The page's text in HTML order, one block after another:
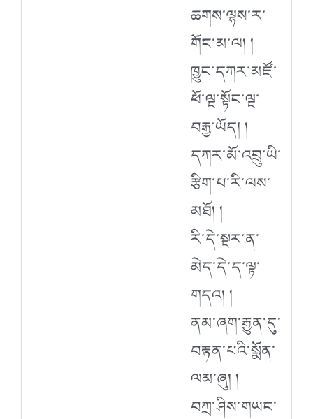
ཆགས་ལྷས་ར་
གོང་མ་ལ། །
ཁྱུང་དཀར་མཛོ་
ཕོ་ལྔ་སྟོང་ལྔ་
བརྒྱ་ཡོད། །
དཀར་མོ་འབྲུ་ཡི་
རྩིག་པ་རི་ལས་
མཐོ། །
རི་དེ་སྔར་ན་
མེད་དེ་ད་ལྟ་
གདའ། །
ནམ་ཞག་རྒྱུན་དུ་
བརྟན་པའི་སྨོན་
ལམ་ཞུ། །
བཀྲ་ཤིས་གཡང་